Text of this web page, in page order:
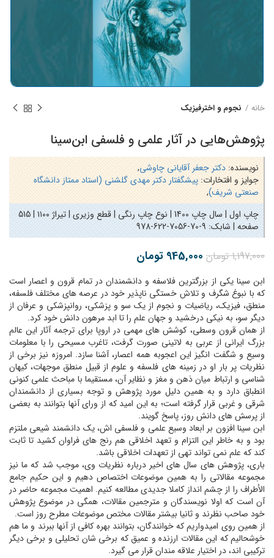
خانه نجوم و اخترفیزیک
پژوهش‌هایی در آثار علمی و فلسفی ابن‌سینا
نویسنده: دکتر جعفر آقایانی چاوشی,
جوایز و افتخارات: پیشگفتار دکتر مهدی گلشنی (استاد ممتاز دانشگاه
صنعتی شریف),
چاپ اول | سال چاپ 1400 | نوع چاپ رنگی | قطع وزیری | تیراژ ۱۱۰۰ | 515
صفحه | شابک: 978-622-7056-70-9
1,197,000 تومان 945,000 تومان
ابن سینا یکی از بزرگترین فلاسفه و دانشمندان در تمام قرون و اعصار است
که با نبوغ شگرف و تلاش خستگی ناپذیر خود در عرصه های مختلف فلسفه،
منطق، فیزیک، ریاضیات و نجوم از یک سو و پزشکی، روانپزشکی و عرفان از
دیگر سو، به نیکی درخشید و جهان علم را تا ابد مرهون دانش خود کرد.
از همان قرون وسطی، کوشش های مهمی در اروپا برای ترجمه آثار این عالم
بزرگ ایرانی از عربی به لاتینی صورت گرفت، تاغرب مسیحی را با معلومات
وسیع و شگفت انگیز این اعجوبه همه اعصار، آشنا سازد. امروزه نیز برخی از
نظریات پر بار او در زمینه های فلسفه و علوم از قبیل منطق موجهات، کیهان
شناسی و ارتباط میان ذهن و مغز و نظایر آن، مستقیما با مباحث علمی کنونی
انطباق دارد و به همین دلیل مورد پژوهش و توجه بسیاری از دانشمندان
شرقی و غربی قرار گرفته است؛ به این امید که از ورای آنها بتوانند به بعضی
از پرسش های دانش روز، پاسخ گویند.
ابن سینا افزون بر ابعاد وسیع علمی و فلسفی اش، یک دانشمند شیعی ملتزم
بود و به خاطر این التزام و تعهد اخلاقی هم رنج های فراوان کشید تا ثابت
کند که علم نمی تواند تهی از تعهدات اخلاقی باشد.
باری، پژوهش های سال های اخیر درباره نظریات وی، موجب شد که ما نیز
مجموعه مقالاتی را به همین موضوعات اختصاص دهیم و این حکیم جامع
الأطراف را از چشم انداز کاملا جدیدی مطالعه کنیم. اهمیت مجموعه حاضر در
آن است که اولا نویسندگان و مترجمین مقالات، همگی در موضوع پژوهش
خود صاحب نظرند و ثانیا بیشتر مقالات مختص موضوعات مطرح روز است.
از همین روی امیدواریم که خوانندگان، بتوانند بهره کافی از آنها ببرند و ما هم
خوشحالیم که این مقالات ارزنده و عمیق که برخی شان تحلیلی و برخی دیگر
ترکیبی اند، در اختیار علاقه مندان قرار می گیرد.